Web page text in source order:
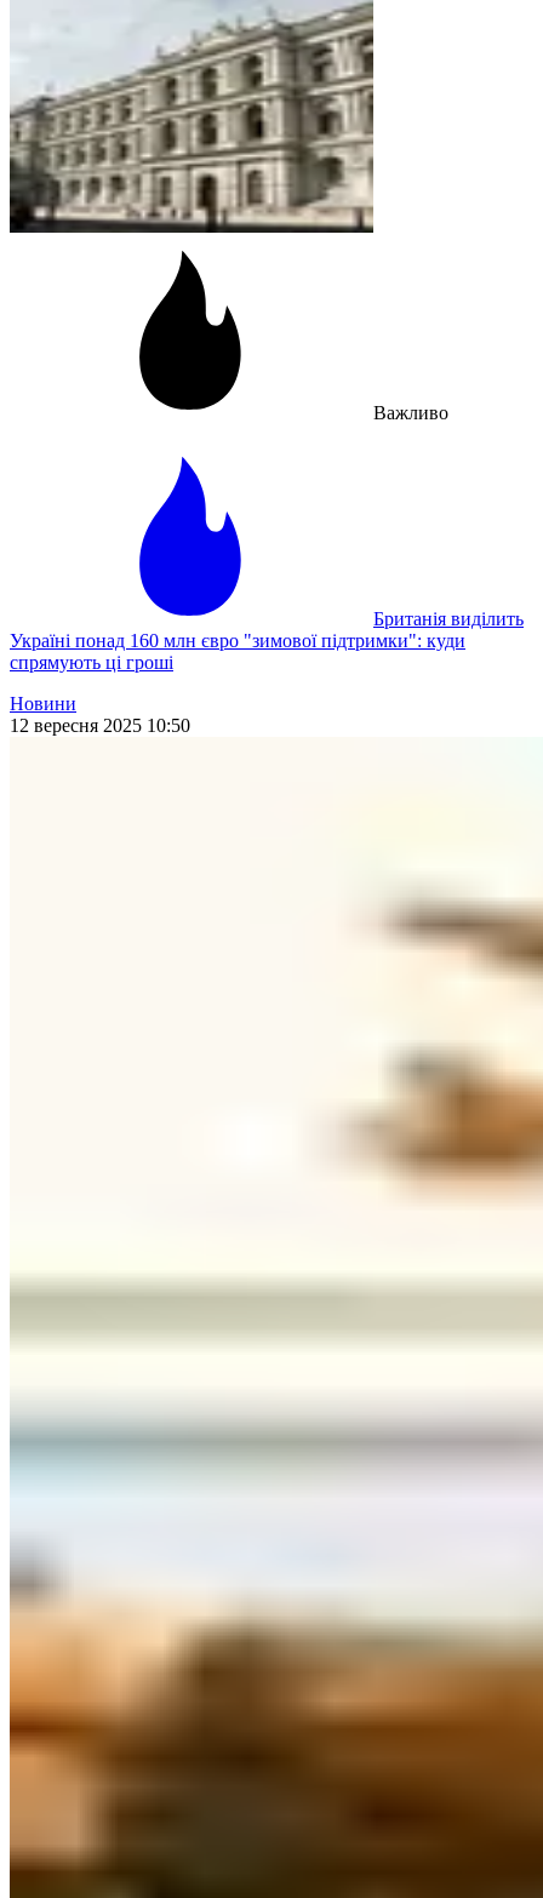
Важливо
Британія виділить
Україні понад 160 млн євро "зимової підтримки": куди
спрямують ці гроші
Новини
12 вересня 2025 10:50